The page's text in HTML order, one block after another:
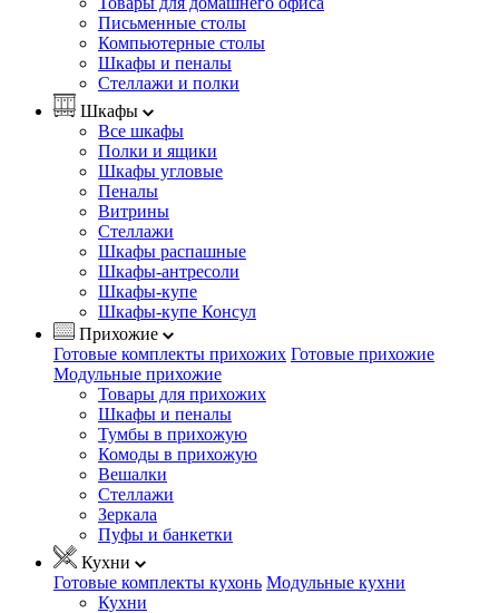
Письменные столы
Компьютерные столы
Шкафы и пеналы
Стеллажи и полки
Шкафы
Все шкафы
Полки и ящики
Шкафы угловые
Пеналы
Витрины
Стеллажи
Шкафы распашные
Шкафы-антресоли
Шкафы-купе
Шкафы-купе Консул
Прихожие
Готовые комплекты прихожих Готовые прихожие
Модульные прихожие
Товары для прихожих
Шкафы и пеналы
Тумбы в прихожую
Комоды в прихожую
Вешалки
Стеллажи
Зеркала
Пуфы и банкетки
Кухни
Готовые комплекты кухонь Модульные кухни
Кухни